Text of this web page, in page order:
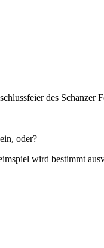
des Schanzer
oder?
wird bestimmt